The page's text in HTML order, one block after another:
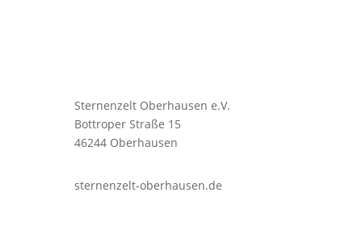
Sternenzelt Oberhausen e.V.
Bottroper Straße 15
46244 Oberhausen
sternenzelt-oberhausen.de